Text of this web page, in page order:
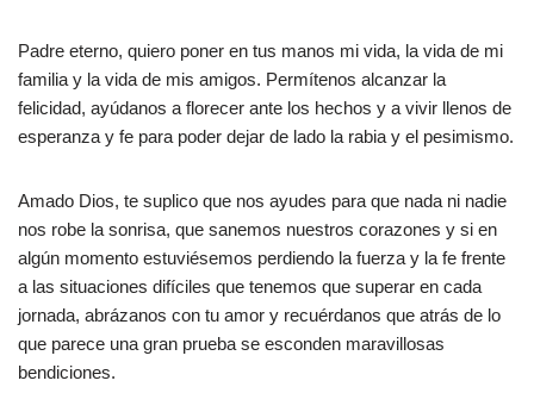
Padre eterno, quiero poner en tus manos mi vida, la vida de mi
familia y la vida de mis amigos. Permítenos alcanzar la
felicidad, ayúdanos a florecer ante los hechos y a vivir llenos de
esperanza y fe para poder dejar de lado la rabia y el pesimismo.
Amado Dios, te suplico que nos ayudes para que nada ni nadie
nos robe la sonrisa, que sanemos nuestros corazones y si en
algún momento estuviésemos perdiendo la fuerza y la fe frente
a las situaciones difíciles que tenemos que superar en cada
jornada, abrázanos con tu amor y recuérdanos que atrás de lo
que parece una gran prueba se esconden maravillosas
bendiciones.